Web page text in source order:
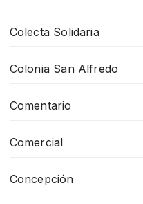
Colecta Solidaria
Colonia San Alfredo
Comentario
Comercial
Concepción